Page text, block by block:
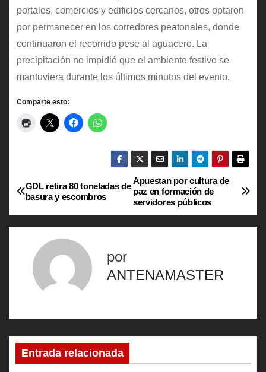
portales, comercios y edificios cercanos, otros optaron
por permanecer en los corredores peatonales, donde
continuaron el recorrido pese al aguacero. La
precipitación no impidió que el ambiente festivo se
mantuviera durante los últimos minutos del evento.
Comparte esto:
N
a
c
i
Apuestan por cultura de
paz en formación de
servidores públicos
GDL retira 80 toneladas de
basura y escombros
por
ANTENAMASTER
Entrada relacionada